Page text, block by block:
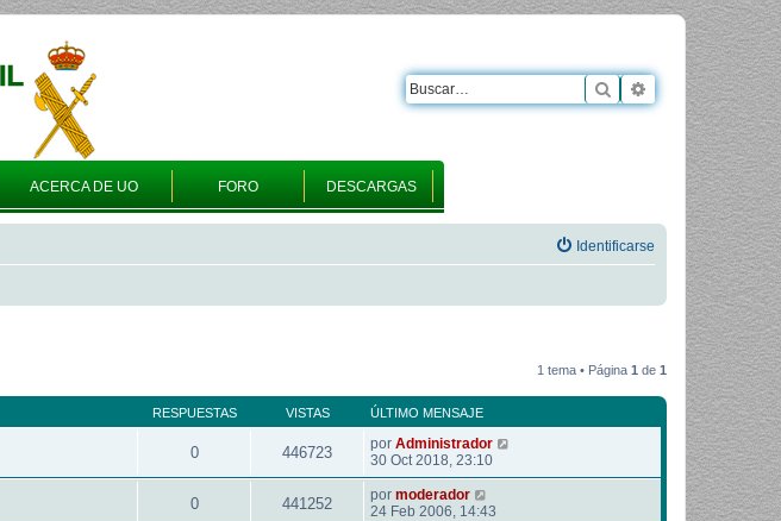
ACERCA DE UO FORO DESCARGAS
Buscar Búsqueda
Identificarse
1 tema • Página 1 de 1
RESPUESTAS VISTAS ÚLTIMO MENSAJE
0 446723 por Administrador
30 Oct 2018, 23:10
0 441252 por moderador
24 Feb 2006, 14:43